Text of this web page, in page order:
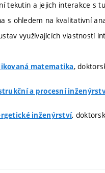
tekutin a jejich interakce s
s ohledem na kvalitativní
využívajících vlastností
matematika,
a procesní
inženýrství,